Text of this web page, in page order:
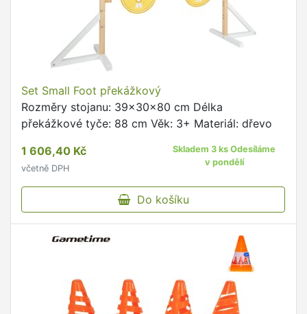
Set Small Foot překážkový
Rozměry stojanu: 39x30x80 cm Délka
překážkové tyče: 88 cm Věk: 3+ Materiál: dřevo
1 606,40 Kč
včetně DPH
Skladem 3 ks Odesíláme
v pondělí
Do košíku